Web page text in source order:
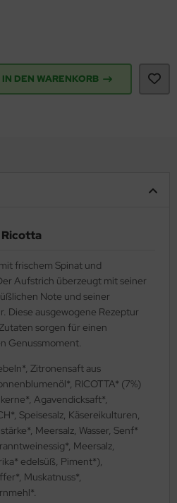
IN DEN WARENKORB
Ricotta
frischem Spinat und
Aufstrich überzeugt mit seiner
Note und seiner
Diese ausgewogene Rezeptur
sorgen für einen
Genussmoment.
Zitronensaft aus
RICOTTA* (7%)
Agavendicksaft*,
Speisesalz, Käsereikulturen,
Meersalz, Wasser, Senf*
Meersalz,
edelsüß, Piment*),
Muskatnuss*,